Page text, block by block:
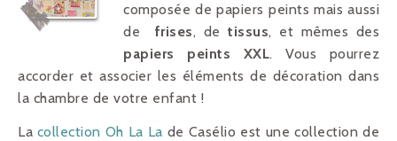
composée de papiers peints mais aussi
de frises, detissus, et mêmes des
papiers peints XXL. Vous pourrez
accorder et associer les éléments de décoration dans
la chambre de votre enfant !
La collection Oh La La de Casélio est une collection de